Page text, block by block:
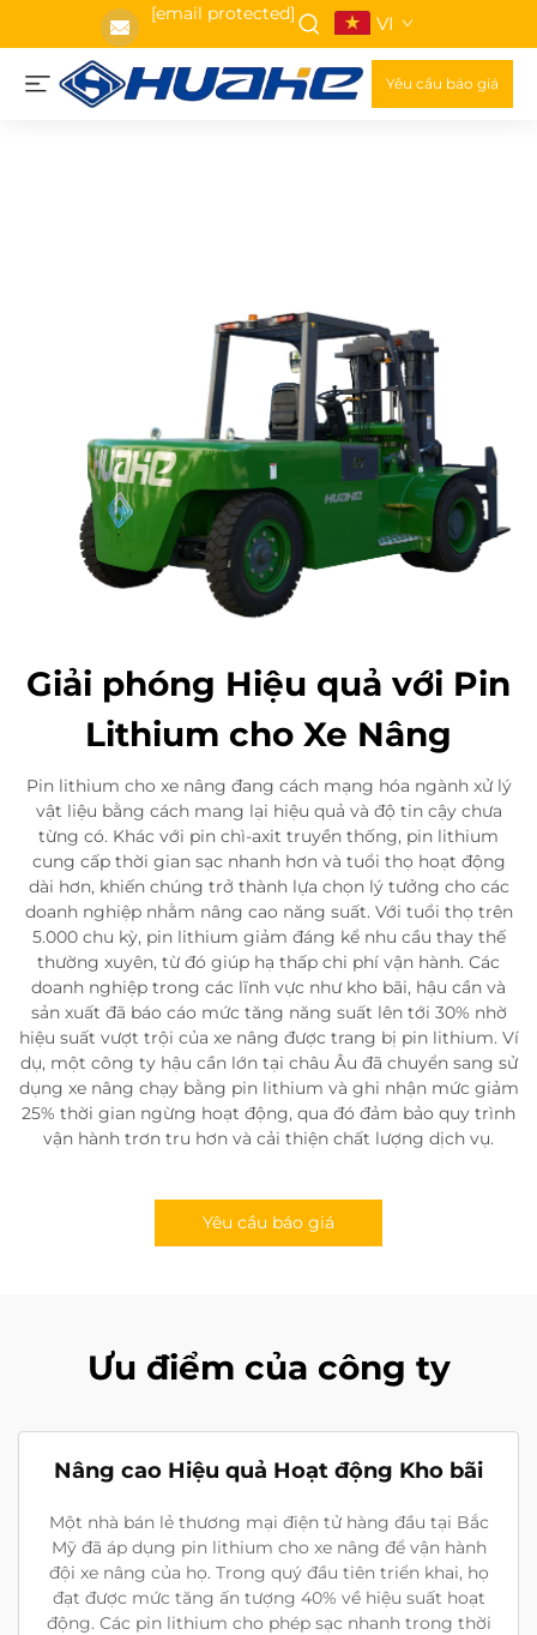
[email protected] VI
Yêu cầu báo giá
Giải phóng Hiệu quả với Pin
Lithium cho Xe Nâng
Pin lithium cho xe nâng đang cách mạng hóa ngành xử lý
vật liệu bằng cách mang lại hiệu quả và độ tin cậy chưa
từng có. Khác với pin chì-axit truyền thống, pin lithium
cung cấp thời gian sạc nhanh hơn và tuổi thọ hoạt động
dài hơn, khiến chúng trở thành lựa chọn lý tưởng cho các
doanh nghiệp nhằm nâng cao năng suất. Với tuổi thọ trên
5.000 chu kỳ, pin lithium giảm đáng kể nhu cầu thay thế
thường xuyên, từ đó giúp hạ thấp chi phí vận hành. Các
doanh nghiệp trong các lĩnh vực như kho bãi, hậu cần và
sản xuất đã báo cáo mức tăng năng suất lên tới 30% nhờ
hiệu suất vượt trội của xe nâng được trang bị pin lithium. Ví
dụ, một công ty hậu cần lớn tại châu Âu đã chuyển sang sử
dụng xe nâng chạy bằng pin lithium và ghi nhận mức giảm
25% thời gian ngừng hoạt động, qua đó đảm bảo quy trình
vận hành trơn tru hơn và cải thiện chất lượng dịch vụ.
Yêu cầu báo giá
Ưu điểm của công ty
Nâng cao Hiệu quả Hoạt động Kho bãi
Một nhà bán lẻ thương mại điện tử hàng đầu tại Bắc
Mỹ đã áp dụng pin lithium cho xe nâng để vận hành
đội xe nâng của họ. Trong quý đầu tiên triển khai, họ
đạt được mức tăng ấn tượng 40% về hiệu suất hoạt
động. Các pin lithium cho phép sạc nhanh trong thời